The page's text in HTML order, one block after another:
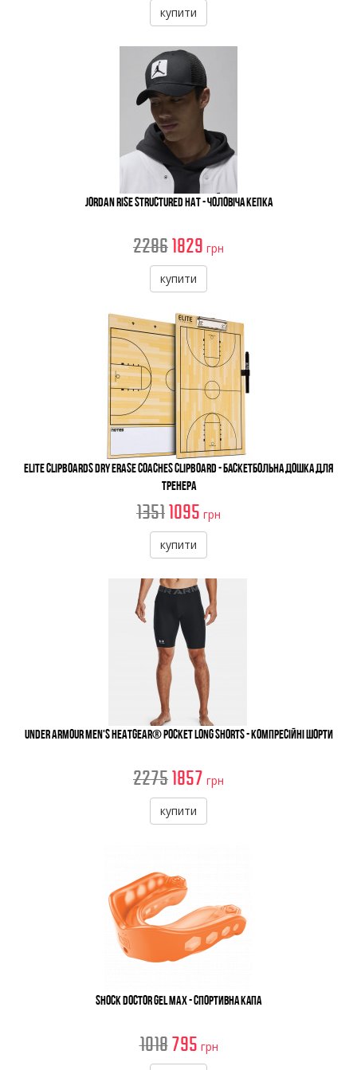
купити
Jordan Rise Structured Hat - Чоловіча Кепка
22861829 грн
купити
Elite Clipboards Dry Erase Coaches Clipboard - Баскетбольна Дошка для
Тренера
13511095 грн
купити
Under Armour Men's HeatGear® Pocket Long Shorts - Компресійні Шорти
22751857 грн
купити
Shock Doctor Gel Max - Спортивна Капа
1018 795 грн